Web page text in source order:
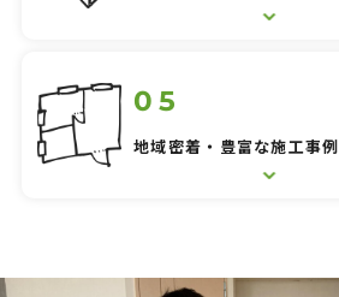
地域密着・豊富な施工事例